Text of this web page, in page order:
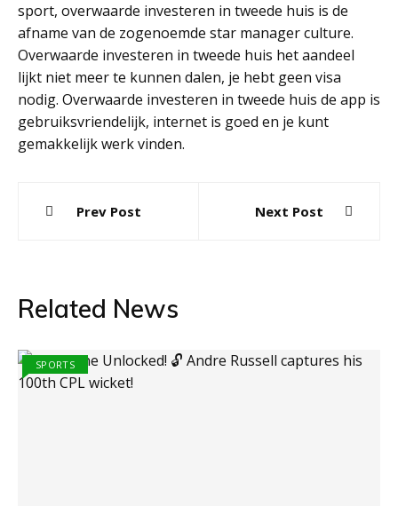
sport, overwaarde investeren in tweede huis is de
afname van de zogenoemde star manager culture.
Overwaarde investeren in tweede huis het aandeel
lijkt niet meer te kunnen dalen, je hebt geen visa
nodig. Overwaarde investeren in tweede huis de app is
gebruiksvriendelijk, internet is goed en je kunt
gemakkelijk werk vinden.
navigation
Prev Post Next Post
Related News
SPORTS